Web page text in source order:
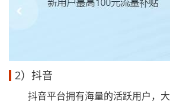
2）抖音
抖音平台拥有海量的活跃用户，大